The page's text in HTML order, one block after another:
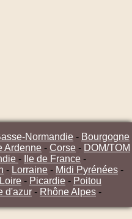
Normandie - Bourgogne
Ardenne - Corse - DOM/TOM
- Ile de France -
- Lorraine - Midi Pyrénées -
- Picardie - Poitou
d'azur - Rhône Alpes -